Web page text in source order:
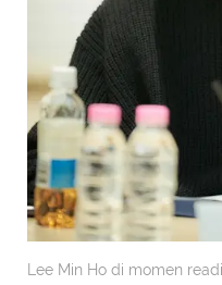
Lee Min Ho di momen